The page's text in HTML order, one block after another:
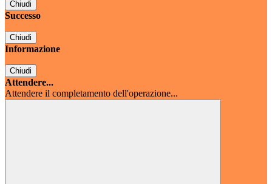
Chiudi
Successo
Chiudi
Informazione
Chiudi
Attendere...
Attendere il completamento dell'operazione...